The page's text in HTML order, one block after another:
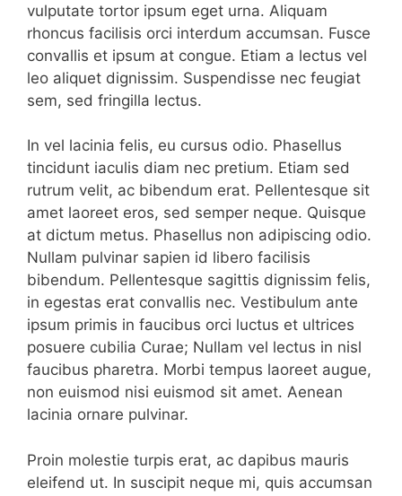
vulputate tortor ipsum eget urna. Aliquam
rhoncus facilisis orci interdum accumsan. Fusce
convallis et ipsum at congue. Etiam a lectus vel
leo aliquet dignissim. Suspendisse nec feugiat
sem, sed fringilla lectus.
In vel lacinia felis, eu cursus odio. Phasellus
tincidunt iaculis diam nec pretium. Etiam sed
rutrum velit, ac bibendum erat. Pellentesque sit
amet laoreet eros, sed semper neque. Quisque
at dictum metus. Phasellus non adipiscing odio.
Nullam pulvinar sapien id libero facilisis
bibendum. Pellentesque sagittis dignissim felis,
in egestas erat convallis nec. Vestibulum ante
ipsum primis in faucibus orci luctus et ultrices
posuere cubilia Curae; Nullam vel lectus in nisl
faucibus pharetra. Morbi tempus laoreet augue,
non euismod nisi euismod sit amet. Aenean
lacinia ornare pulvinar.
Proin molestie turpis erat, ac dapibus mauris
eleifend ut. In suscipit neque mi, quis accumsan